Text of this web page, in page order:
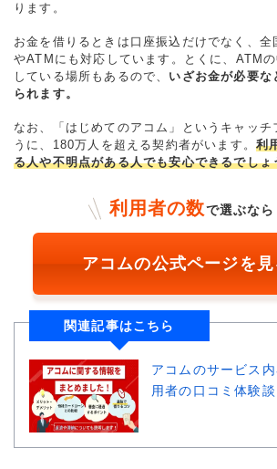
ります。
お金を借りるときは口座振込だけでなく、全
やATMにも対応しています。とくに、ATM
している場所もあるので、 いざお金が必要な
られます。
なお、「はじめてのアコム」というキャッチ
うに、180万人を超える契約者がいます。 利
る人や不明点がある人でも安心できるでしょ
利用者の数で選ぶなら
アコムの公式ページを見
関連記事はこちら
アコムのサービス
用者の口コミ体験